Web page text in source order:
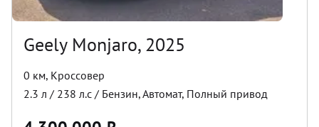
Geely Monjaro, 2025
0 км, Кроссовер
2.3 л / 238 л.с / Бензин,Автомат, Полный привод